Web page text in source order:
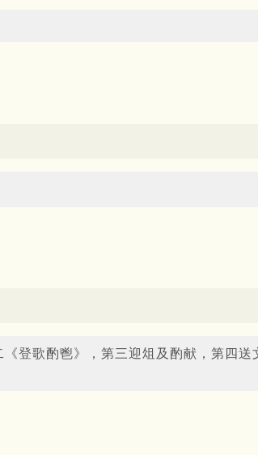
登歌酌鬯》，第三迎俎及酌献，第四送